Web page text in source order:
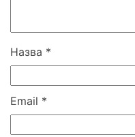
Назва *
Email *